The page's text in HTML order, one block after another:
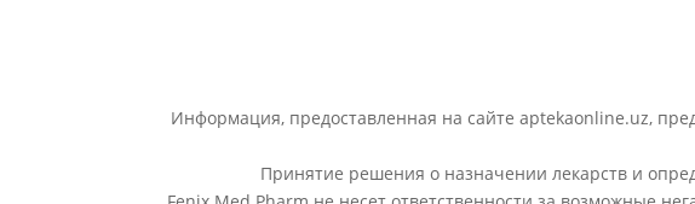
Информация, предоставленная на сайте aptekaonline.uz,
Принятие решения о назначении лекарств и